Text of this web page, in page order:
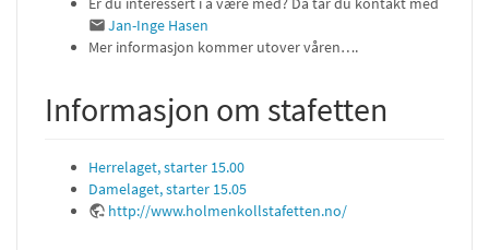
Jan-Inge Hasen
Mer informasjon kommer utover våren….
Informasjon om stafetten
Herrelaget, starter 15.00
Damelaget, starter 15.05
http://www.holmenkollstafetten.no/